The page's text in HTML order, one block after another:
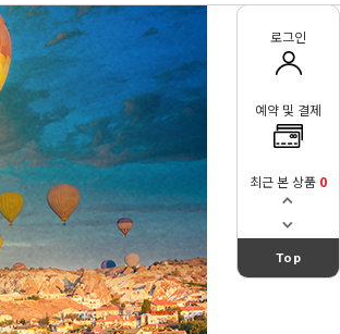
로그인
예약 및 결제
최근 본 상품 0
Top